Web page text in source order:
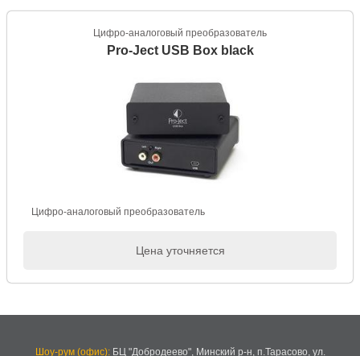
Цифро-аналоговый преобразователь
Pro-Ject USB Box black
Цифро-аналоговый преобразователь
Цена уточняется
Шоу-рум (офис):БЦ "Добродеево", Минский р-н, п.Тарасово, ул.